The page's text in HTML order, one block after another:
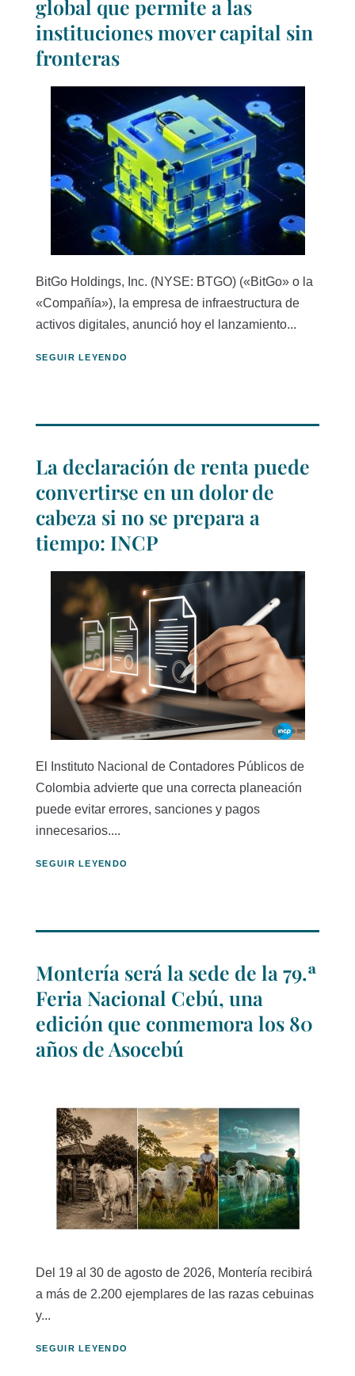
global que permite a las
instituciones mover capital sin
fronteras
BitGo Holdings, Inc. (NYSE: BTGO) («BitGo» o la
«Compañía»), la empresa de infraestructura de
activos digitales, anunció hoy el lanzamiento...
SEGUIR LEYENDO
La declaración de renta puede
convertirse en un dolor de
cabeza si no se prepara a
tiempo: INCP
El Instituto Nacional de Contadores Públicos de
Colombia advierte que una correcta planeación
puede evitar errores, sanciones y pagos
innecesarios....
SEGUIR LEYENDO
Montería será la sede de la 79.ª
Feria Nacional Cebú, una
edición que conmemora los 80
años de Asocebú
Del 19 al 30 de agosto de 2026, Montería recibirá
a más de 2.200 ejemplares de las razas cebuinas
y...
SEGUIR LEYENDO